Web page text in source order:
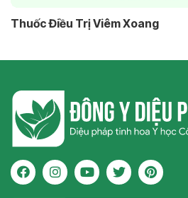
Thuốc Điều Trị Viêm Xoang